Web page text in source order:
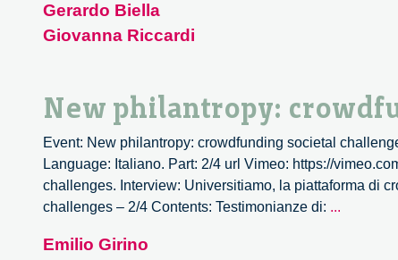
3/4
Gerardo Biella
Giovanna Riccardi
New philantropy:
Event: New philantropy: crowdfunding societal
Language: Italiano. Part: 2/4 url Vimeo: https://
challenges. Interview: Universitiamo, la piattaforma di
challenges – 2/4 Contents: Testimonianze di: ...
Emilio Girino